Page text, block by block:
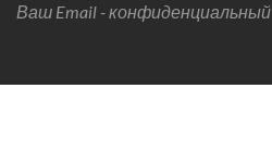
Ваш Email - конфиденциальный